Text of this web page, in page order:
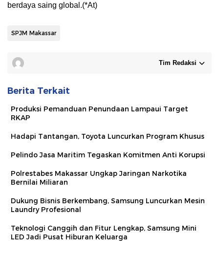
berdaya saing global.(*At)
SPJM Makassar
Tim Redaksi
Berita Terkait
Produksi Pemanduan Penundaan Lampaui Target
RKAP
Hadapi Tantangan, Toyota Luncurkan Program Khusus
Pelindo Jasa Maritim Tegaskan Komitmen Anti Korupsi
Polrestabes Makassar Ungkap Jaringan Narkotika
Bernilai Miliaran
Dukung Bisnis Berkembang, Samsung Luncurkan Mesin
Laundry Profesional
Teknologi Canggih dan Fitur Lengkap, Samsung Mini
LED Jadi Pusat Hiburan Keluarga